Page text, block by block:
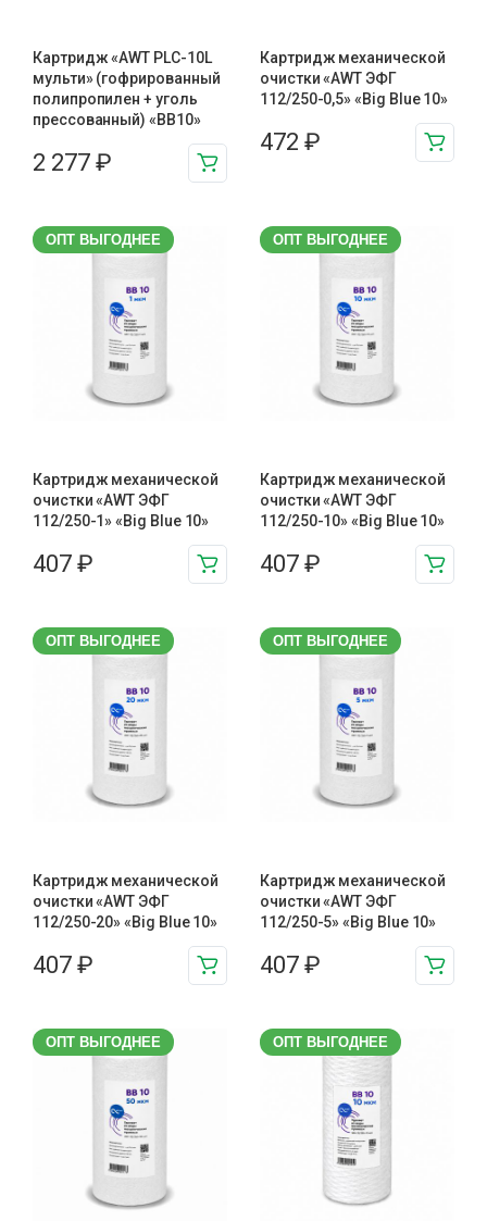
Картридж «AWT PLC-10L
мульти» (гофрированный
полипропилен + уголь
прессованный) «BB10»
2 277 ₽
Картридж механической
очистки «AWT ЭФГ
112/250-0,5» «Big Blue 10»
472 ₽
ОПТ ВЫГОДНЕЕ
Картридж механической
очистки «AWT ЭФГ
112/250-1» «Big Blue 10»
407 ₽
ОПТ ВЫГОДНЕЕ
Картридж механической
очистки «AWT ЭФГ
112/250-10» «Big Blue 10»
407 ₽
ОПТ ВЫГОДНЕЕ
Картридж механической
очистки «AWT ЭФГ
112/250-20» «Big Blue 10»
407 ₽
ОПТ ВЫГОДНЕЕ
Картридж механической
очистки «AWT ЭФГ
112/250-5» «Big Blue 10»
407 ₽
ОПТ ВЫГОДНЕЕ ОПТ ВЫГОДНЕЕ